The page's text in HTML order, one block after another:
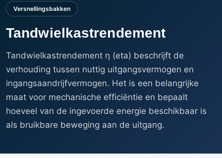
Versnellingsbakken
Tandwielkastrendement
Tandwielkastrendement η (eta) beschrijft de
verhouding tussen nuttig uitgangsvermogen en
ingangsaandrijfvermogen. Het is een belangrijke
maat voor mechanische efficiëntie en bepaalt
hoeveel van de ingevoerde energie beschikbaar is
als bruikbare beweging aan de uitgang.